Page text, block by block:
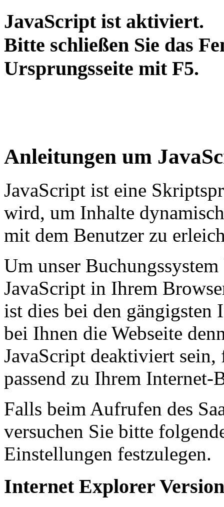
JavaScript ist aktiviert.
Bitte schließen Sie das
Ursprungsseite mit F5.
Anleitungen um
JavaScript ist eine
wird, um Inhalte
mit dem Benutzer zu
Um unser
JavaScript in Ihrem
ist dies bei den
bei Ihnen die Webseite
JavaScript deaktiviert
passend zu Ihrem Internet-
Falls beim Aufrufen des
versuchen Sie bitte
Einstellungen festzulegen.
Internet Explorer